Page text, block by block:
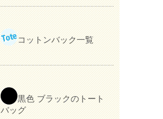
コットンバック一覧
黒色 ブラックのトート
バッグ